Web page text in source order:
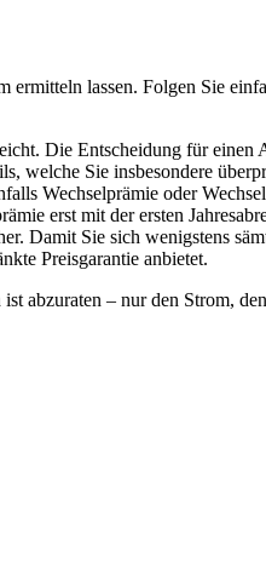
lassen. Folgen Sie
Die Entscheidung für
welche Sie insbesondere
Wechselprämie oder
erst mit der ersten
Damit Sie sich wenigstens
Preisgarantie anbietet.
abzuraten – nur den Strom,